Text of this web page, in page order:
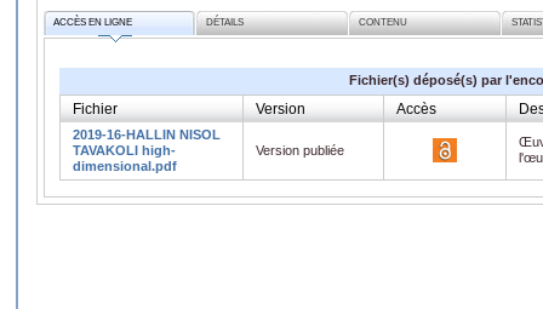
ACCÈS EN LIGNE DÉTAILS CONTENU
Fichier(s) déposé(s) par
Fichier Version Accès
2019-16-HALLIN NISOL
TAVAKOLI high-
dimensional.pdf
Version publiée